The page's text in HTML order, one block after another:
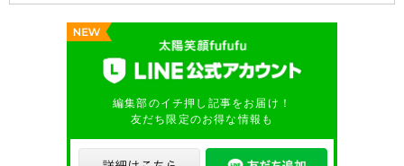
編集部のイチ押し記事をお届け！
友だち限定のお得な情報も